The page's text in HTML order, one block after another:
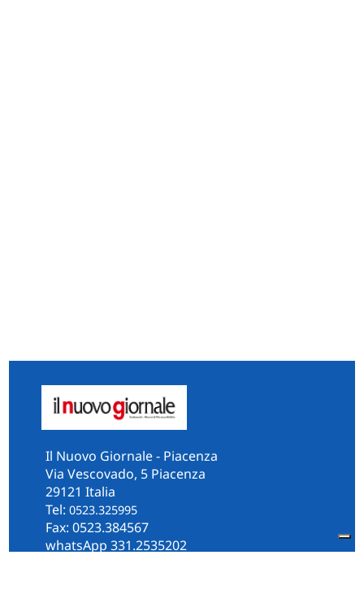
Il Nuovo Giornale - Piacenza
Via Vescovado, 5 Piacenza
29121 Italia
Tel: 0523.325995
Fax: 0523.384567
whatsApp 331.2535202